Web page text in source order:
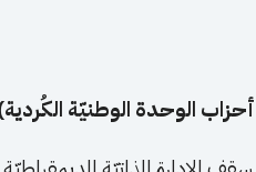
الوحدة الوطنيّة